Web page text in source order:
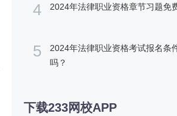
4 2024年法律职业资格章节习题免
5
2024年法律职业资格考试报名条
吗？
下载233网校APP